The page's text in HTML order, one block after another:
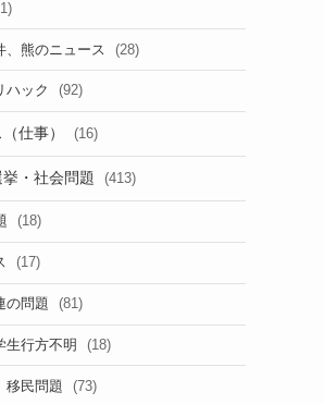
、熊のニュース (28)
ハック (92)
仕事） (16)
・社会問題 (413)
(18)
(17)
の問題 (81)
生行方不明 (18)
移民問題 (73)